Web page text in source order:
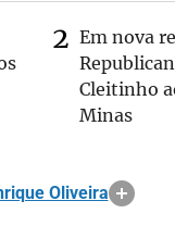
Em nova
Cleitinho
Minas
Oliveira